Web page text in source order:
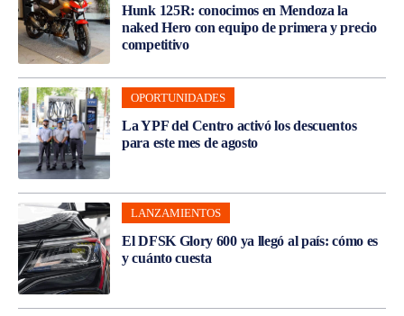
Hunk 125R: conocimos en Mendoza la
naked Hero con equipo de primera y precio
competitivo
OPORTUNIDADES
La YPF del Centro activó los descuentos
para este mes de agosto
LANZAMIENTOS
El DFSK Glory 600 ya llegó al país: cómo es
y cuánto cuesta